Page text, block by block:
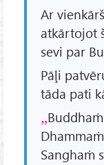
Ar
atkārtojot
sevi par
Pāļi
tāda pati
Sanghaṁ